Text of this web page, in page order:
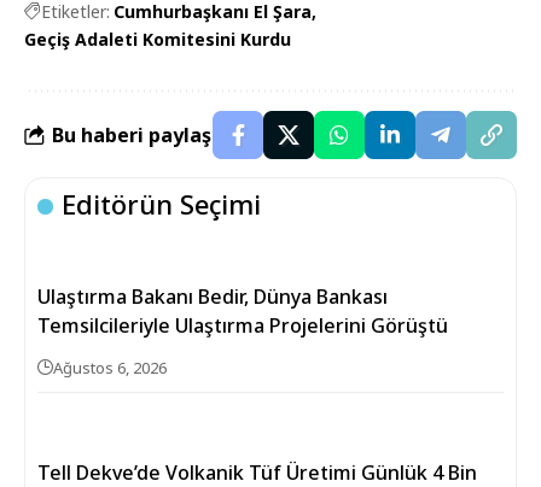
Etiketler: Cumhurbaşkanı El Şara
Geçiş Adaleti Komitesini Kurdu
Bu haberi paylaş
Editörün Seçimi
Ulaştırma Bakanı Bedir, Dünya Bankası
Temsilcileriyle Ulaştırma Projelerini Görüştü
Ağustos 6, 2026
Tell Dekve’de Volkanik Tüf Üretimi Günlük 4 Bin